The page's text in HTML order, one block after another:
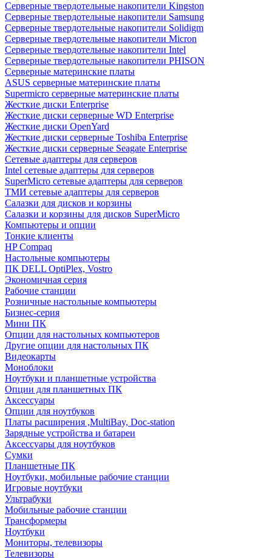
Cерверные твердотельные накопители Kingston
Cерверные твердотельные накопители Samsung
Cерверные твердотельные накопители Solidigm
Cерверные твердотельные накопители Micron
Cерверные твердотельные накопители Intel
Cерверные твердотельные накопители PHISON
Серверные материнские платы
ASUS серверные материнские платы
Supermicro серверные материнские платы
Жесткие диски Enterprise
Жесткие диски серверные WD Enterprise
Жесткие диски OpenYard
Жесткие диски серверные Toshiba Enterprise
Жесткие диски серверные Seagate Enterprise
Сетевые адаптеры для серверов
Intel сетевые адаптеры для серверов
SuperMicro сетевые адаптеры для серверов
ТМИ сетевые адаптеры для серверов
Салазки для дисков и корзины
Салазки и корзины для дисков SuperMicro
Компьютеры и опции
Тонкие клиенты
HP Compaq
Настольные компьютеры
ПК DELL OptiPlex, Vostro
Экономичная серия
Рабочие станции
Розничные настольные компьютеры
Бизнес-серия
Мини ПК
Опции для настольных компьютеров
Другие опции для настольных ПК
Видеокарты
Моноблоки
Ноутбуки и планшетные устройства
Опции для планшетных ПК
Аксессуары
Опции для ноутбуков
Платы расширения ,MultiBay, Doc-station
Зарядные устройства и батареи
Аксессуары для ноутбуков
Сумки
Планшетные ПК
Ноутбуки, мобильные рабочие станции
Игровые ноутбуки
Ультрабуки
Мобильные рабочие станции
Трансформеры
Ноутбуки
Мониторы, телевизоры
Телевизоры